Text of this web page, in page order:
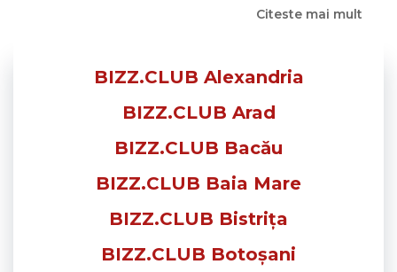
BIZZ.CLUB Alexandria
BIZZ.CLUB Arad
BIZZ.CLUB Bacău
BIZZ.CLUB Baia Mare
BIZZ.CLUB Bistrița
BIZZ.CLUB Botoșani
Citeste mai mult